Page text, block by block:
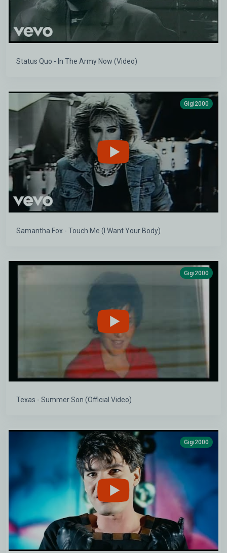
Status Quo - In The Army Now (Video)
Gigi2000
Samantha Fox - Touch Me (I Want Your Body)
Gigi2000
Texas - Summer Son (Official Video)
Gigi2000